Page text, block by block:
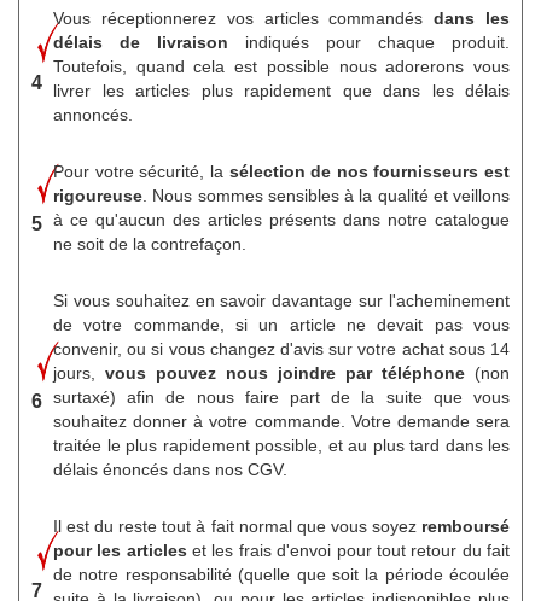
4
Vous réceptionnerez vos articles commandésdans les
délais de livraison indiqués pour chaque produit.
Toutefois, quand cela est possible nous adorerons vous
livrer les articles plus rapidement que dans les délais
annoncés.
5
Pour votre sécurité, la sélection de nos fournisseurs est
rigoureuse . Nous sommes sensibles à la qualité et veillons
à ce qu'aucun des articles présents dans notre catalogue
ne soit de la contrefaçon.
6
Si vous souhaitez en savoir davantage sur l'acheminement
de votre commande, si un article ne devait pas vous
convenir, ou si vous changez d'avis sur votre achat sous 14
jours, vous pouvez nous joindre par téléphone (non
surtaxé) afin de nous faire part de la suite que vous
souhaitez donner à votre commande. Votre demande sera
traitée le plus rapidement possible, et au plus tard dans les
délais énoncés dans nos CGV.
7
Il est du reste tout à fait normal que vous soyez remboursé
pour les articles et les frais d'envoi pour tout retour du fait
de notre responsabilité (quelle que soit la période écoulée